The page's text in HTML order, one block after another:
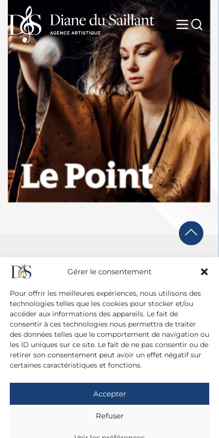
Gérer le consentement
Pour offrir les meilleures expériences, nous utilisons des
technologies telles que les cookies pour stocker et/ou
accéder aux informations des appareils. Le fait de
consentir à ces technologies nous permettra de traiter
des données telles que le comportement de navigation ou
les ID uniques sur ce site. Le fait de ne pas consentir ou de
retirer son consentement peut avoir un effet négatif sur
certaines caractéristiques et fonctions.
Accepter
Refuser
20 cité Malesherbes - 75009 Paris
+ 33 (0)1 42 81 38 21
+ 33 (0)6 13 42 22 52
dianedusaillant@gmail.com